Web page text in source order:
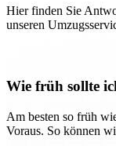
Hier finden Sie
unseren
Wie früh sollte
Am besten so früh
Voraus. So können